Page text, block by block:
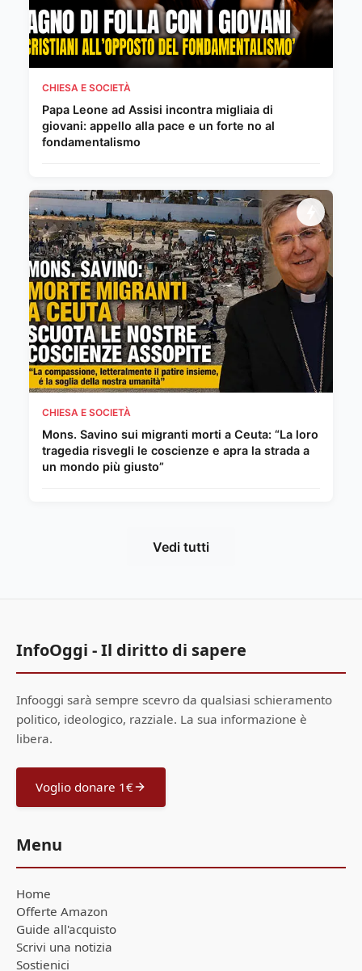
CHIESA E SOCIETÀ
Papa Leone ad Assisi incontra migliaia di
giovani: appello alla pace e un forte no al
fondamentalismo
CHIESA E SOCIETÀ
Mons. Savino sui migranti morti a Ceuta: “La loro
tragedia risvegli le coscienze e apra la strada a
un mondo più giusto”
Vedi tutti
InfoOggi - Il diritto di sapere
Infooggi sarà sempre scevro da qualsiasi schieramento
politico, ideologico, razziale. La sua informazione è
libera.
Voglio donare 1€
Menu
Home
Offerte Amazon
Guide all'acquisto
Scrivi una notizia
Sostienici